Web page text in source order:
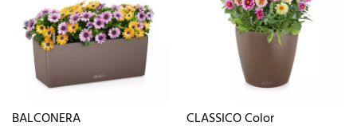
BALCONERA CLASSICO Color